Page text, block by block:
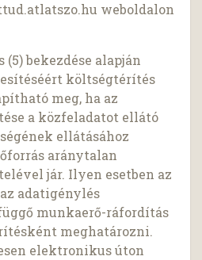
weboldalon
(5) bekezdése alapján
költségtérítés
meg, ha az
a közfeladatot ellátó
ellátásához
aránytalan
jár. Ilyen esetben az
adatigénylés
munkaerő-ráfordítás
meghatározni.
elektronikus úton